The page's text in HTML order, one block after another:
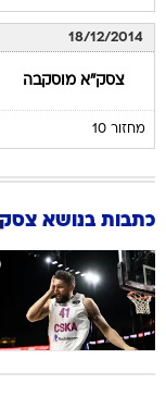
18/12/2014
צסק"א מוסקבה
מחזור 10
כתבות בנושא